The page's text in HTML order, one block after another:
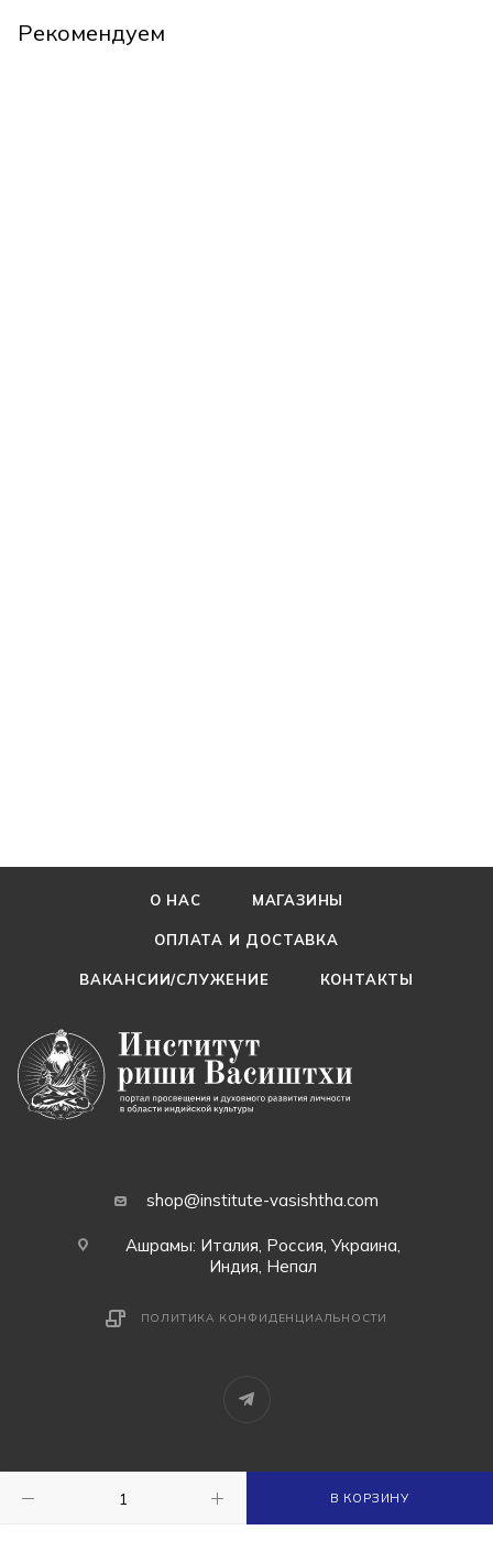
В КОРЗИНУ
Рекомендуем
О НАС МАГАЗИНЫ
ОПЛАТА И ДОСТАВКА
ВАКАНСИИ/СЛУЖЕНИЕ КОНТАКТЫ
shop@institute-vasishtha.com
Ашрамы: Италия, Россия, Украина,
Индия, Непал
ПОЛИТИКА КОНФИДЕНЦИАЛЬНОСТИ